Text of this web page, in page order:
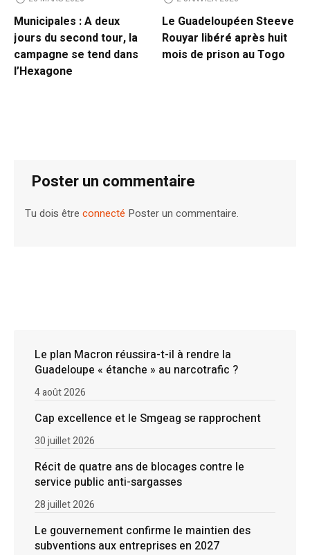
Municipales : A deux
jours du second tour, la
campagne se tend dans
l’Hexagone
Le Guadeloupéen Steeve
Rouyar libéré après huit
mois de prison au Togo
Poster un commentaire
Tu dois êtreconnecté Poster un commentaire.
Le plan Macron réussira-t-il à rendre la
Guadeloupe « étanche » au narcotrafic ?
4 août 2026
Cap excellence et le Smgeag se rapprochent
30 juillet 2026
Récit de quatre ans de blocages contre le
service public anti-sargasses
28 juillet 2026
Le gouvernement confirme le maintien des
subventions aux entreprises en 2027